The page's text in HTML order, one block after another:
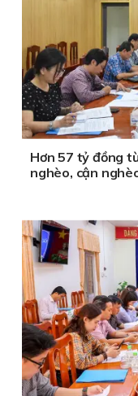
Hơn 57 tỷ đồng
nghèo, cận